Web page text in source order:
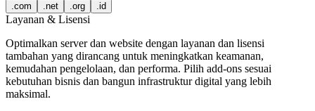
.com .net .org .id
Layanan & Lisensi
Optimalkan server dan website dengan layanan dan lisensi
tambahan yang dirancang untuk meningkatkan keamanan,
kemudahan pengelolaan, dan performa. Pilih add-ons sesuai
kebutuhan bisnis dan bangun infrastruktur digital yang lebih
maksimal.